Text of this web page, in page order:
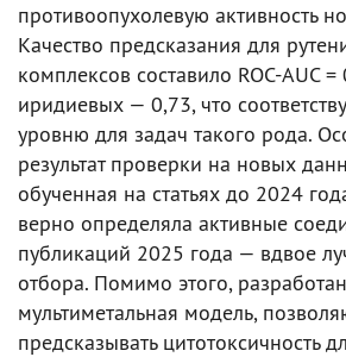
противоопухолевую активность
Качество предсказания для
комплексов составило ROC-AUC =
иридиевых — 0,73, что
уровню для задач такого рода.
результат проверки на новых
обученная на статьях до 2024
верно определяла активные
публикаций 2025 года — вдвое
отбора. Помимо этого,
мультиметальная модель,
предсказывать цитотоксичность